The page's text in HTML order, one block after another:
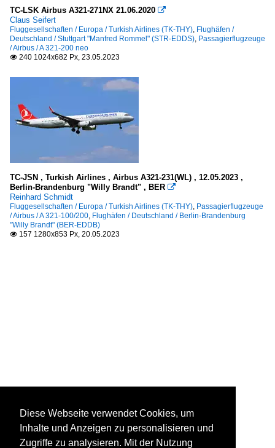
TC-LSK Airbus A321-271NX 21.06.2020 
Claus Seifert
Fluggesellschaften / Europa / Turkish Airlines (TK-THY), Flughäfen /
Deutschland / Stuttgart "Manfred Rommel" (STR-EDDS), Passagierflugzeuge
/ Airbus / A 321-200 neo
 240 1024x682 Px, 23.05.2023
TC-JSN , Turkish Airlines , Airbus A321-231(WL) , 12.05.2023 ,
Berlin-Brandenburg "Willy Brandt" , BER 
Reinhard Schmidt
Fluggesellschaften / Europa / Turkish Airlines (TK-THY), Passagierflugzeuge
/ Airbus / A 321-100/200, Flughäfen / Deutschland / Berlin-Brandenburg
"Willy Brandt" (BER-EDDB)
 157 1280x853 Px, 20.05.2023
Diese Webseite verwendet Cookies, um
Inhalte und Anzeigen zu personalisieren und
Zugriffe zu analysieren. Mit der Nutzung